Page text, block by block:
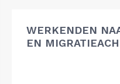
WERKENDEN
EN